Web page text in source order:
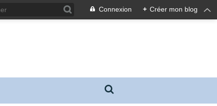
Connexion + Créer mon blog